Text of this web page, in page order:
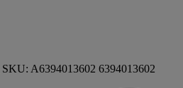
SKU: A6394013602 6394013602